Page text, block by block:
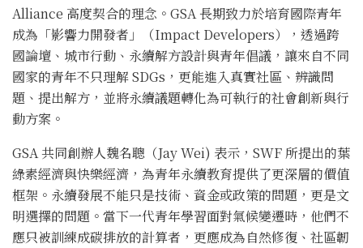
Alliance 高度契合的理念。GSA 長期致力於培育國際青年
成為「影響力開發者」（Impact Developers），透過跨
國論壇、城市行動、永續解方設計與青年倡議，讓來自不同
國家的青年不只理解 SDGs，更能進入真實社區、辨識問
題、提出解方，並將永續議題轉化為可執行的社會創新與行
動方案。
GSA 共同創辦人魏名聰（Jay Wei) 表示，SWF 所提出的葉
綠素經濟與快樂經濟，為青年永續教育提供了更深層的價值
框架。永續發展不能只是技術、資金或政策的問題，更是文
明選擇的問題。當下一代青年學習面對氣候變遷時，他們不
應只被訓練成碳排放的計算者，更應成為自然修復、社區韌